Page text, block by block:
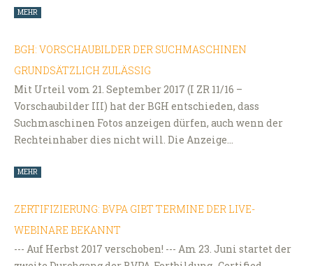
MEHR
BGH: VORSCHAUBILDER DER SUCHMASCHINEN
GRUNDSÄTZLICH ZULÄSSIG
Mit Urteil vom 21. September 2017 (I ZR 11/16 –
Vorschaubilder III) hat der BGH entschieden, dass
Suchmaschinen Fotos anzeigen dürfen, auch wenn der
Rechteinhaber dies nicht will. Die Anzeige…
MEHR
ZERTIFIZIERUNG: BVPA GIBT TERMINE DER LIVE-
WEBINARE BEKANNT
--- Auf Herbst 2017 verschoben! --- Am 23. Juni startet der